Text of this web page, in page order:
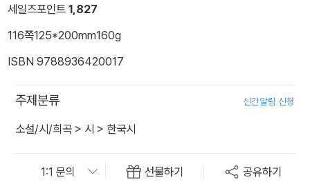
세일즈포인트 1,827
116쪽125*200mm160g
ISBN 9788936420017
주제분류 신간알림 신청
소설/시/희곡 > 시 > 한국시
선물하기 공유하기